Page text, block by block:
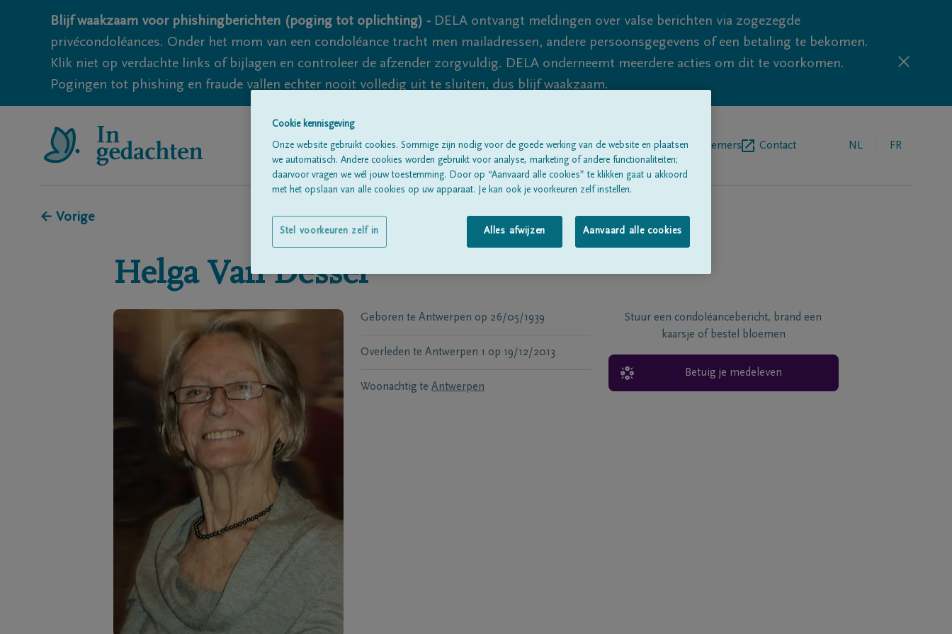
Blijf waakzaam voor phishingberichten (poging tot oplichting) - DELA ontvangt meldingen over valse berichten via zogezegde
privécondoléances. Onder het mom van een condoléance tracht men mailadressen, andere persoonsgegevens of een betaling te bekomen.
Klik niet op verdachte links of bijlagen en controleer de afzender zorgvuldig. DELA onderneemt meerdere acties om dit te voorkomen.
Pogingen tot phishing en fraude vallen echter nooit volledig uit te sluiten, dus blijf waakzaam.
Alle rouwberichtenOver onsBegrafenisondernemers Contact NL FR
← Vorige
Helga Van Dessel
Geboren te Antwerpen op 26/05/1939
Overleden te Antwerpen 1 op 19/12/2013
Woonachtig te Antwerpen
Stuur een condoléancebericht, brand een
kaarsje of bestel bloemen
Betuig je medeleven
Cookie kennisgeving
Onze website gebruikt cookies. Sommige zijn nodig voor de goede werking van de website en plaatsen
we automatisch. Andere cookies worden gebruikt voor analyse, marketing of andere functionaliteiten;
daarvoor vragen we wél jouw toestemming. Door op “Aanvaard alle cookies” te klikken gaat u akkoord
met het opslaan van alle cookies op uw apparaat. Je kan ook je voorkeuren zelf instellen.
Alles afwijzen Aanvaard alle cookies
Stel voorkeuren zelf in